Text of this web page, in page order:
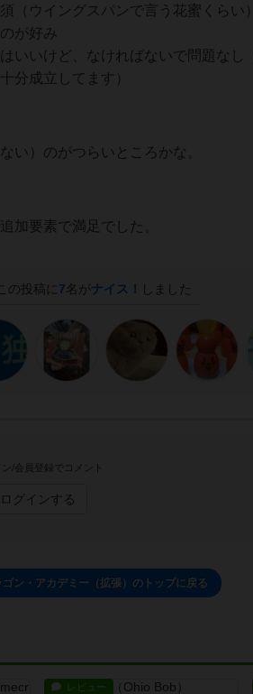
（ウイングスパンで言う花蜜くらい）
が好み
いいけど、なければないで問題なし
分成立してます）
い）のがつらいところかな。
加要素で満足でした。
この投稿に 7名がナイス！ しました
/会員登録でコメント
ログインする
ン・アカデミー（拡張）のトップに戻る
レビュー